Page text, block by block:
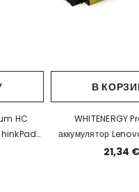
HC
EOL
В
WHITENERGY
аккумулятор
Z60T 10.8V21,34 €